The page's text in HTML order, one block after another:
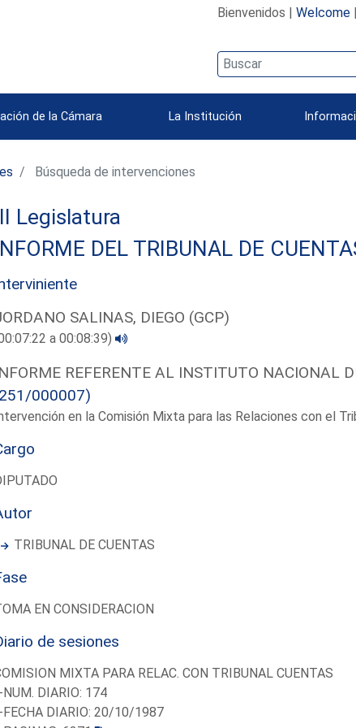
Bienvenidos | Welcome|
de la Cámara La Institución
Búsqueda de intervenciones
Legislatura
DEL TRIBUNAL DE
SALINAS, DIEGO (GCP)
a 00:08:39)
REFERENTE AL INSTITUTO NACIONAL
000007)
en la Comisión Mixta para las Relaciones con el
TRIBUNAL DE CUENTAS
EN CONSIDERACION
de sesiones
MIXTA PARA RELAC. CON TRIBUNAL CUENTAS
NUM. DIARIO: 174
FECHA DIARIO: 20/10/1987